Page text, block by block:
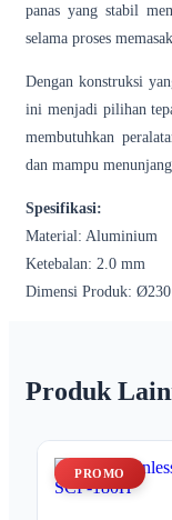
panas yang stabil
selama proses
Dengan konstruksi
ini menjadi pilihan
membutuhkan
dan mampu
Spesifikasi:
Material: Aluminium
Ketebalan: 2.0 mm
Dimensi Produk:
Produk
PROMO